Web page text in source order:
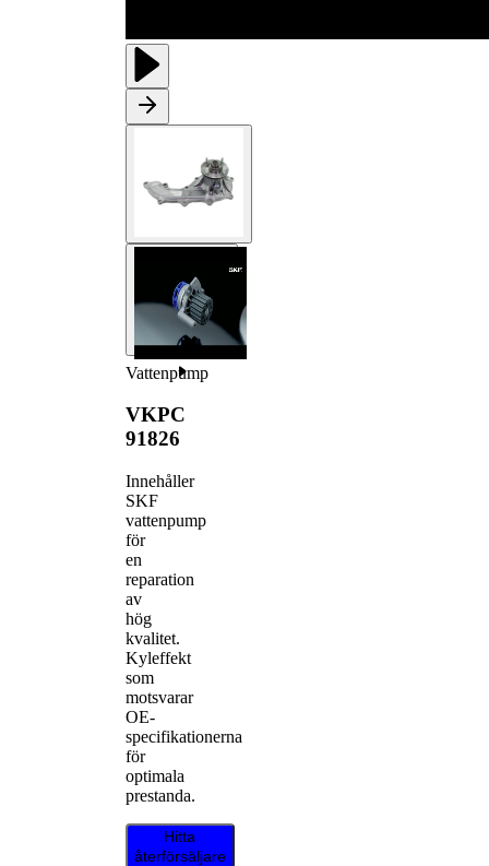
Vattenpump
VKPC
91826
Innehåller
SKF
vattenpump
för
en
reparation
av
hög
kvalitet.
Kyleffekt
som
motsvarar
OE-
specifikationerna
för
optimala
prestanda.
Hitta
återförsäljare